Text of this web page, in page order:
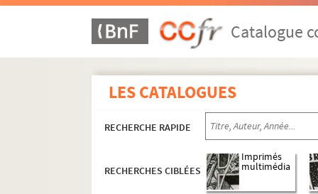
Catalogue
LES CATALOGUES
RECHERCHE RAPIDE
RECHERCHES CIBLÉES
Imprimés
multimédia
Courses
Coureurs et autres personnalités du